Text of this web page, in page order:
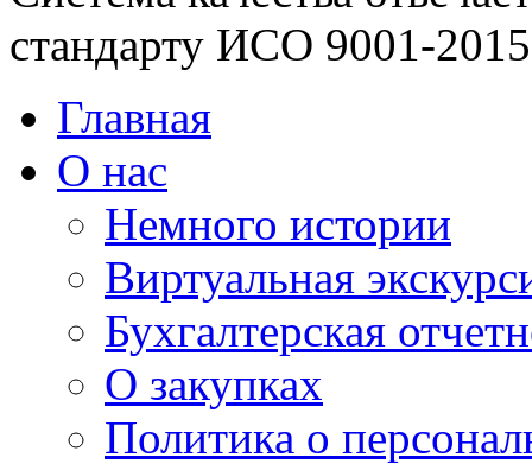
стандарту ИСО 9001-2015
Главная
О нас
Немного истории
Виртуальная
Бухгалтерская
О закупках
Политика о